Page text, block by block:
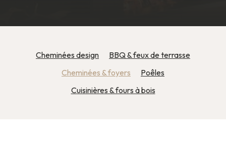
Cheminées design
BBQ & feux de terrasse
Cheminées & foyers
Poêles
Cuisinières & fours à bois